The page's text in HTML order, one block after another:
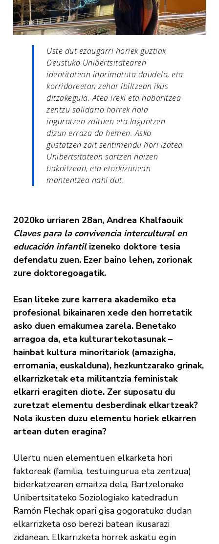
Uste dut ezaugarri horiek guztiak
Deustuko Unibertsitatearen
identitatean inprimatuta daudela, eta
korridoreetan zehar ibiltzean ikus
ditzakegula. Atea ireki eta nabaritzea
zentzu solidario horrek nola
inguratzen zaituen eta laguntzen
dizun erraza da hemen. Asko
gustatzen zait sentimendu hori izatea
Unibertsitatean sartzen naizen
bakoitzean, eta etorkizunean
mantentzea nahi dut.
2020ko urriaren 28an, Andrea Khalfaouik
Claves para la convivencia intercultural en
educación infantil izeneko doktore tesia
defendatu zuen. Ezer baino lehen, zorionak
zure doktoregoagatik.
Esan liteke zure karrera akademiko eta
profesional bikainaren xede den horretatik
asko duen emakumea zarela. Benetako
arragoa da, eta kulturartekotasunak –
hainbat kultura minoritariok (amazigha,
erromania, euskalduna), hezkuntzarako grinak,
elkarrizketak eta militantzia feministak
elkarri eragiten diote. Zer suposatu du
zuretzat elementu desberdinak elkartzeak?
Nola ikusten duzu elementu horiek elkarren
artean duten eragina?
Ulertu nuen elementuen elkarketa hori
faktoreak (familia, testuingurua eta zentzua)
biderkatzearen emaitza dela, Bartzelonako
Unibertsitateko Soziologiako katedradun
Ramón Flechak opari gisa gogoratuko dudan
elkarrizketa oso berezi batean ikusarazi
zidanean. Elkarrizketa horrek askatu egin